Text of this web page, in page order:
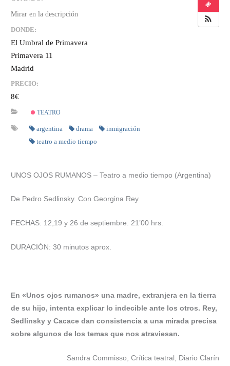
DONDE:
El Umbral de Primavera
Primavera 11
Madrid
PRECIO:
8€
TEATRO
argentina drama
inmigración
teatro a medio tiempo
UNOS OJOS RUMANOS – Teatro a medio tiempo (Argentina)
De Pedro Sedlinsky. Con Georgina Rey
FECHAS: 12,19 y 26 de septiembre. 21’00 hrs.
DURACIÓN: 30 minutos aprox.
En «Unos ojos rumanos» una madre, extranjera en la tierra
de su hijo, intenta explicar lo indecible ante los otros. Rey,
Sedlinsky y Cacace dan consistencia a una mirada precisa
sobre algunos de los temas que nos atraviesan.
Sandra Commisso, Crítica teatral, Diario Clarín